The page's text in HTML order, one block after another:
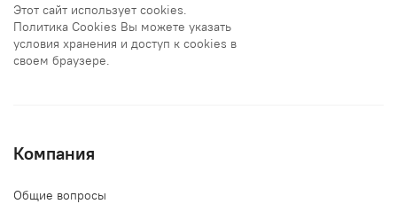
Этот сайт использует cookies.
Политика Cookies Вы можете указать
условия хранения и доступ к cookies в
своем браузере.
Компания
Общие вопросы